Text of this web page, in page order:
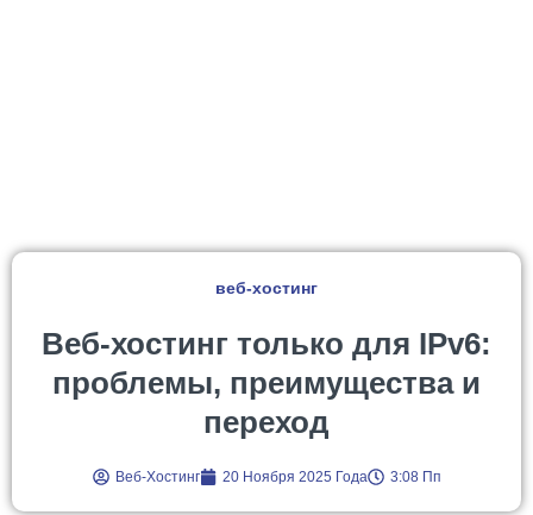
веб-хостинг
Веб-хостинг только для IPv6:
проблемы, преимущества и
переход
Веб-Хостинг 20 Ноября 2025 Года 3:08 Пп